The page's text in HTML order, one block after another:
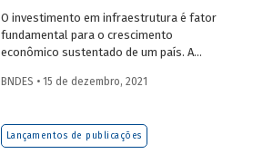
O investimento em infraestrutura é fator
fundamental para o crescimento
econômico sustentado de um país. A
concessões rodoviárias começaram a ser
sem comprometer os investimentos no
setor. Saiba mais sobre os diferentes
BNDES • 15 de dezembro, 2021
Lançamentos de publicações